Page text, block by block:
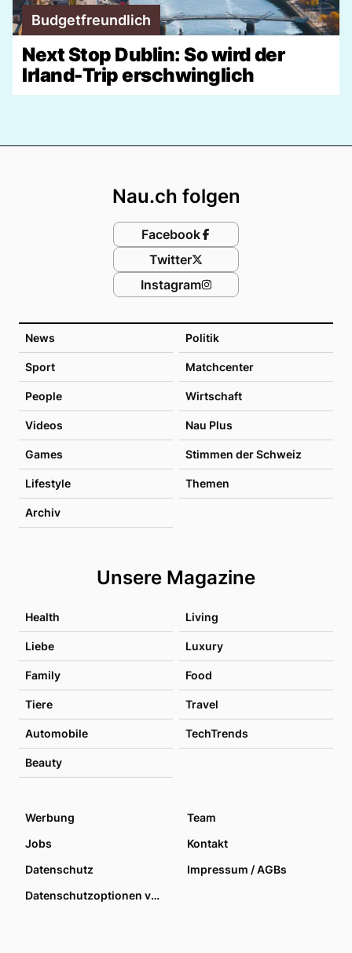
Budgetfreundlich
Next Stop Dublin: So wird der
Irland-Trip erschwinglich
News Politik
Sport Matchcenter
People Wirtschaft
Videos Nau Plus
Games Stimmen der Schweiz
Lifestyle Themen
Archiv
Unsere Magazine
Health Living
Liebe Luxury
Family Food
Tiere Travel
Automobile TechTrends
Beauty
Nau.ch folgen
Facebook
Twitter
Instagram
Werbung
Team
Jobs
Kontakt
Datenschutz
Impressum / AGBs
Datenschutzoptionen verwalten